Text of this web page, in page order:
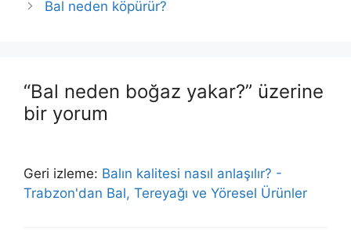
Bal neden köpürür?
“Bal neden boğaz yakar?” üzerine
bir yorum
Geri izleme: Balın kalitesi nasıl anlaşılır? -
Trabzon'dan Bal, Tereyağı ve Yöresel Ürünler